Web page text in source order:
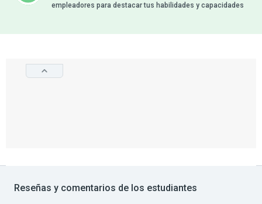
empleadores para destacar tus habilidades y capacidades
Reseñas y comentarios de los estudiantes